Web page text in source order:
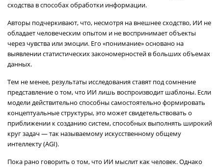
сходства в способах обработки информации.
Авторы подчеркивают, что, несмотря на внешнее сходство, ИИ не
обладает человеческим опытом и не воспринимает объекты
через чувства или эмоции. Его «понимание» основано на
выявлении статистических закономерностей в больших объемах
данных.
Тем не менее, результаты исследования ставят под сомнение
представление о том, что ИИ лишь воспроизводит шаблоны. Если
модели действительно способны самостоятельно формировать
концептуальные структуры, это может свидетельствовать о
приближении к созданию систем, способных выполнять широкий
круг задач — так называемому искусственному общему
интеллекту (AGI).
Пока рано говорить о том, что ИИ мыслит как человек. Однако